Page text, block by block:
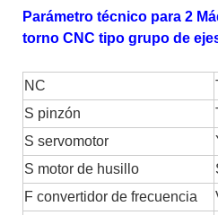
Parámetro técnico para 2
torno CNC tipo grupo de
NC
S pinzón
S servomotor
S motor de husillo
F convertidor de frecuencia